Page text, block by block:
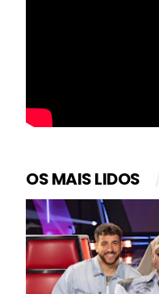
OS MAIS LIDOS